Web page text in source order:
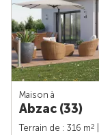
Maison à
Abzac (33)
Terrain de : 316 m2